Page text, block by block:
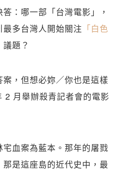
：哪一部「台灣電影」，
多台灣人開始關注 「白色
題？
，但想必妳／你也是這樣
2 月舉辦殺青記者會的電影
血案為藍本。那年的屠戮
是這座島的近代史中，最